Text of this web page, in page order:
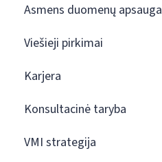
Asmens duomenų apsauga
Viešieji pirkimai
Karjera
Konsultacinė taryba
VMI strategija